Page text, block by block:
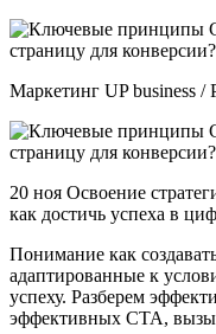
Маркетинг UP business /
20 ноя Освоение
как достичь успеха в
Понимание как
адаптированные к
успеху. Разберем
эффективных CTA,